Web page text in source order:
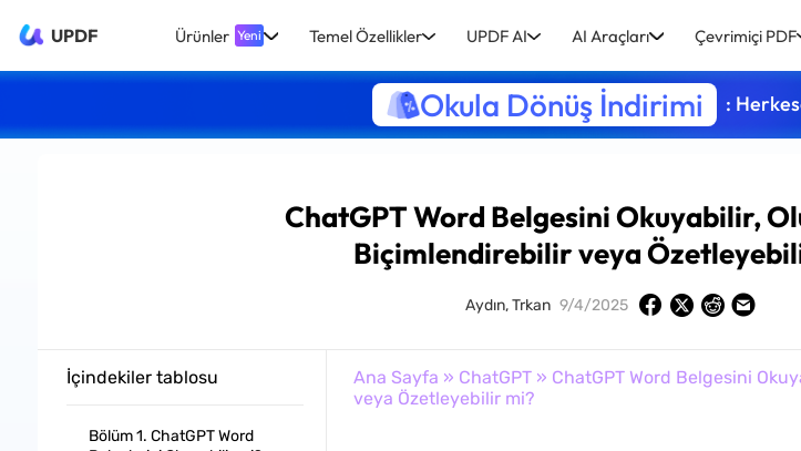
UPDF Ürünler Yeni Temel Özellikler UPDF AI AI Araçları Çevrimiçi PDF
Okula Dönüş İndirimi :
ChatGPT Word Belgesini Okuyabilir,
Biçimlendirebilir veya
Aydın, Trkan 9/4/2025
İçindekiler tablosu
Bölüm 1. ChatGPT Word
Ana Sayfa » ChatGPT» ChatGPT Word Belgesini
veya Özetleyebilir mi?